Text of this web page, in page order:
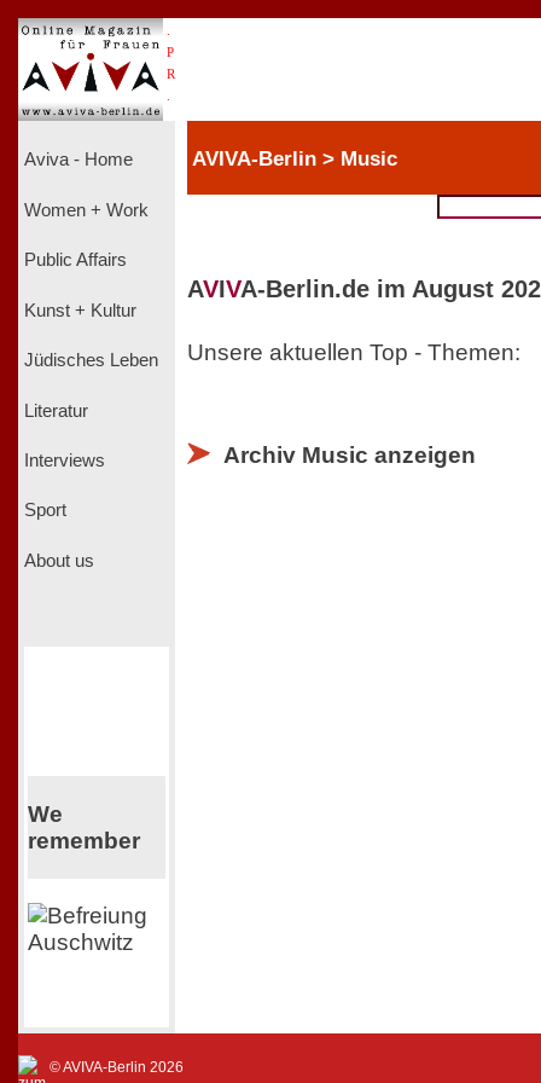
P
R
Aviva - Home
Women + Work
Public Affairs
Kunst + Kultur
Jüdisches Leben
Literatur
Interviews
Sport
About us
We
remember
AVIVA-Berlin > Music
AVIVA-Berlin.de im August
Unsere aktuellen Top - Themen:
Archiv Music anzeigen
© AVIVA-Berlin 2026